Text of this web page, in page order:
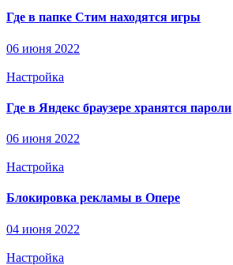
Где в папке Стим находятся игры
06 июня 2022
Настройка
Где в Яндекс браузере хранятся пароли
06 июня 2022
Настройка
Блокировка рекламы в Опере
04 июня 2022
Настройка